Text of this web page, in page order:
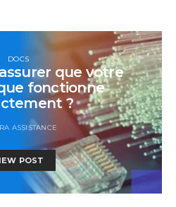
DOCS
que votre
fonctionne
?
ASSISTANCE
POST